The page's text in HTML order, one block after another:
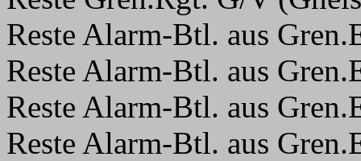
Reste Alarm-Btl. aus
Reste Alarm-Btl. aus
Reste Alarm-Btl. aus
Reste Alarm-Btl. aus